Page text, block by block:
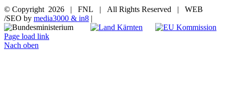
© Copyright 2026 | FNL | All Rights Reserved | WEB
/SEO by media3000 & in8 |
Page load link
Nach oben